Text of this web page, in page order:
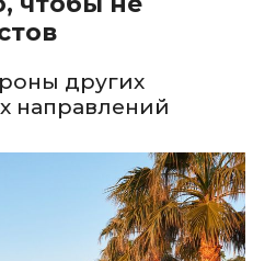
других
направлений